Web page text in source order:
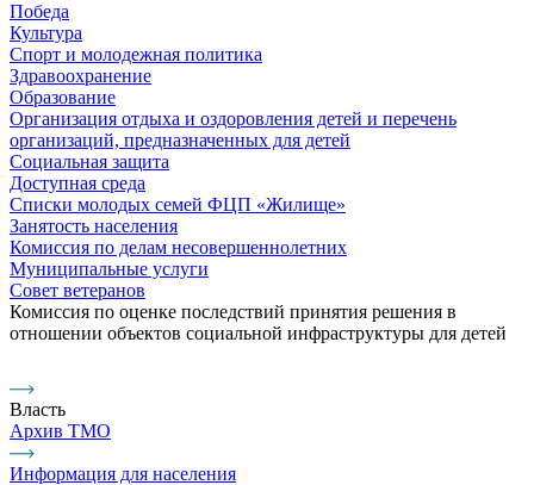
Победа
Культура
Спорт и молодежная политика
Здравоохранение
Образование
Организация отдыха и оздоровления детей и перечень
организаций, предназначенных для детей
Социальная защита
Доступная среда
Списки молодых семей ФЦП «Жилище»
Занятость населения
Комиссия по делам несовершеннолетних
Муниципальные услуги
Совет ветеранов
Комиссия по оценке последствий принятия решения в
отношении объектов социальной инфраструктуры для детей
Власть
Архив ТМО
Информация для населения